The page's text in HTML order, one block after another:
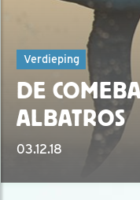
Verdieping
DE
ALBATROS
03.12.18